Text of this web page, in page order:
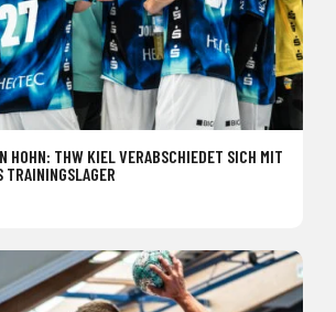
HOHN: THW KIEL VERABSCHIEDET SICH MIT
TRAININGSLAGER